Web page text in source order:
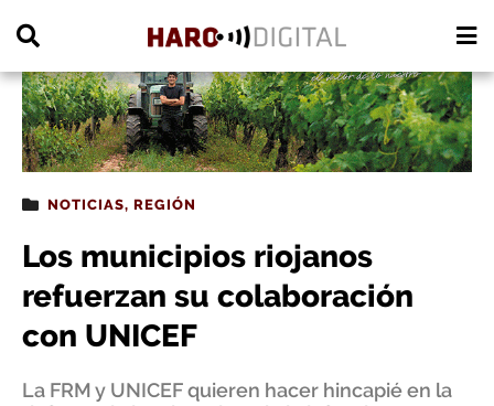
NOTICIAS, REGIÓN
Los municipios riojanos
refuerzan su colaboración
con UNICEF
La FRM y UNICEF quieren hacer hincapié en la